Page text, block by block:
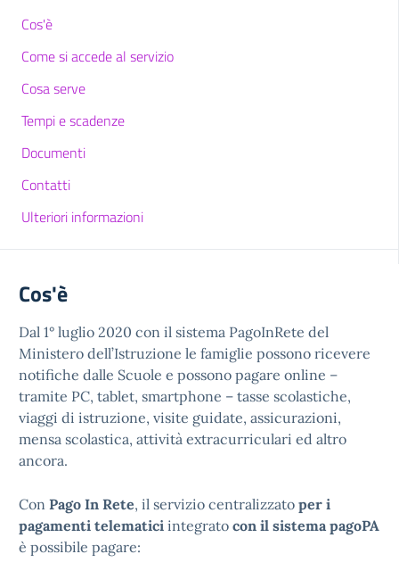
Cos'è
Come si accede al servizio
Cosa serve
Tempi e scadenze
Documenti
Contatti
Ulteriori informazioni
Cos'è
Dal 1° luglio 2020 con il sistema PagoInRete del
Ministero dell’Istruzione le famiglie possono ricevere
notifiche dalle Scuole e possono pagare online –
tramite PC, tablet, smartphone – tasse scolastiche,
viaggi di istruzione, visite guidate, assicurazioni,
mensa scolastica, attività extracurriculari ed altro
ancora.
Con Pago In Rete, il servizio centralizzato per i
pagamenti telematici integrato con il sistema pagoPA
è possibile pagare: